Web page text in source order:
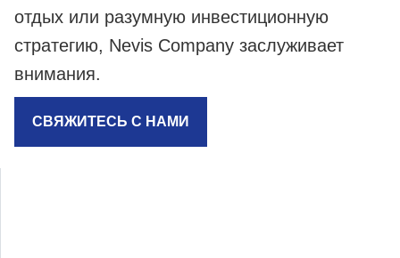
отдых или разумную инвестиционную
стратегию, Nevis Company заслуживает
внимания.
СВЯЖИТЕСЬ С НАМИ